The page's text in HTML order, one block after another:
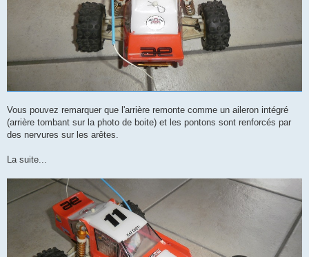
Vous pouvez remarquer que l'arrière remonte comme un aileron intégré
(arrière tombant sur la photo de boite) et les pontons sont renforcés par
des nervures sur les arêtes.
La suite...